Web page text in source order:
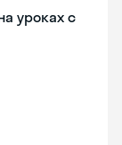
уроках с